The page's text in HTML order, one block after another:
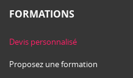
FORMATIONS
Devis personnalisé
Proposez une formation